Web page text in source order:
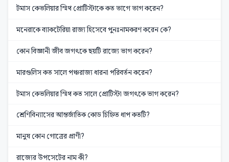
টমাস কেভলিয়ার স্মিথ প্রোটিস্টাকে কত ভাগে ভাগ করেন?
মনেরাকে ব্যাকটেরিয়া রাজ্য হিসেবে পুনঃনামকরণ করেন কে?
কোন বিজ্ঞানী জীব জগৎকে ছয়টি রাজ্যে ভাগ করেন?
মারগুলিস কত সালে পঞ্চরাজ্য ধারনা পরিবর্তন করেন?
টমাস কেভলিয়ার স্মিথ কত সালে প্রোটিস্টা জগৎকে ভাগ করেন?
শ্রেণিবিন্যাসের আন্তর্জাতিক কোড চিহ্নিত ধাপ কতটি?
মানুষ কোন গোত্রের প্রাণী?
রাজ্যের উপসেটের নাম কী?